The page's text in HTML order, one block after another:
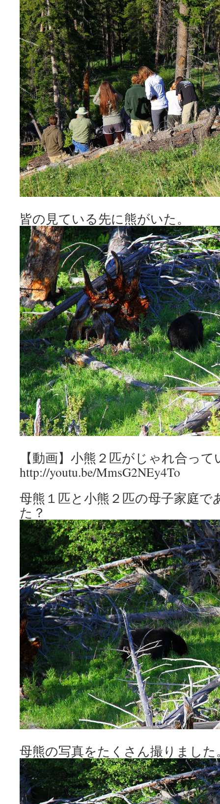
皆の見ている先に熊がいた。
【動画】小熊２匹がじゃれ合っ
http://youtu.be/MmsG2NEy4To
母熊１匹と小熊２匹の母子家庭で
た？
母熊の写真をたくさん撮りました